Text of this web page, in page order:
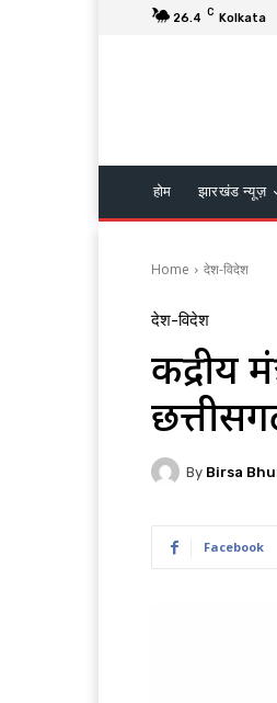
26.4 C Kolkata
होम झारखंड न्यूज़
Home देश-विदेश
देश-विदेश
केंद्रीय
By Birsa
Facebook